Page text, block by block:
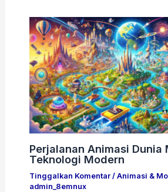
Perjalanan Animasi Dunia
Teknologi Modern
Tinggalkan Komentar / Animasi &
admin_8emnux